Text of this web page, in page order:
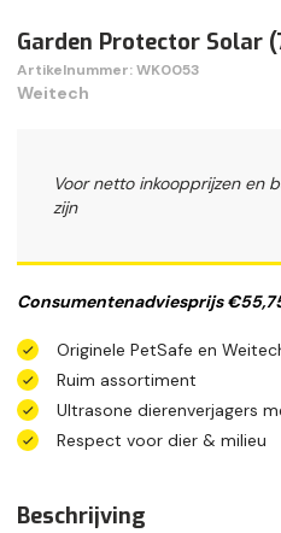
Garden Protector Solar
Artikelnummer: WK0053
Weitech
Voor netto inkoopprijzen en
zijn
Consumentenadviesprijs
Originele PetSafe en
Ruim assortiment
Ultrasone dierenverjagers
Respect voor dier & milieu
Beschrijving